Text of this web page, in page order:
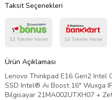
Taksit Seçenekleri
Ürün Açıklaması
Lenovo Thinkpad E16 Gen2 Intel
SSD Intel® Aı Boost 16" Wuxga
Bilgisayar 21MA002UTXH07 +